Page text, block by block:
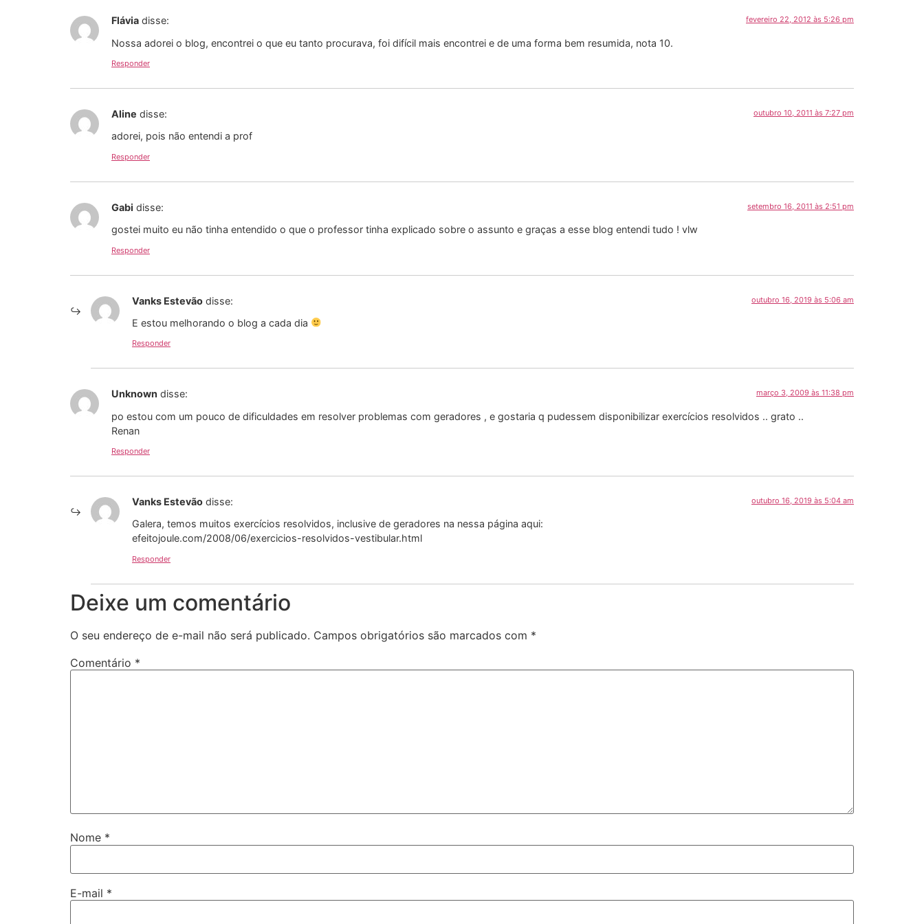
Flávia disse: fevereiro 22, 2012 às 5:26 pm
Nossa adorei o blog, encontrei o que eu tanto procurava, foi difícil mais encontrei e de uma forma bem resumida, nota 10.
Responder
Aline disse: outubro 10, 2011 às 7:27 pm
adorei, pois não entendi a prof
Responder
Gabi disse: setembro 16, 2011 às 2:51 pm
gostei muito eu não tinha entendido o que o professor tinha explicado sobre o assunto e graças a esse blog entendi tudo ! vlw
Responder
Vanks Estevão disse: outubro 16, 2019 às 5:06 am
E estou melhorando o blog a cada dia
Responder
Unknown disse: março 3, 2009 às 11:38 pm
po estou com um pouco de dificuldades em resolver problemas com geradores , e gostaria q pudessem disponibilizar exercícios resolvidos .. grato ..
Renan
Responder
Vanks Estevão disse: outubro 16, 2019 às 5:04 am
Galera, temos muitos exercícios resolvidos, inclusive de geradores na nessa página aqui:
efeitojoule.com/2008/06/exercicios-resolvidos-vestibular.html
Responder
Deixe um comentário
O seu endereço de e-mail não será publicado. Campos obrigatórios são marcados com *
Comentário *
Nome *
E-mail *